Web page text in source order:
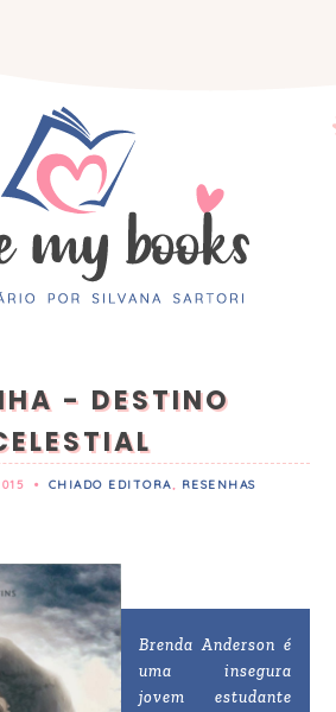
- DESTINO
• CHIADO EDITORA, RESENHAS
Brenda Anderson é
uma insegura
jovem estudante